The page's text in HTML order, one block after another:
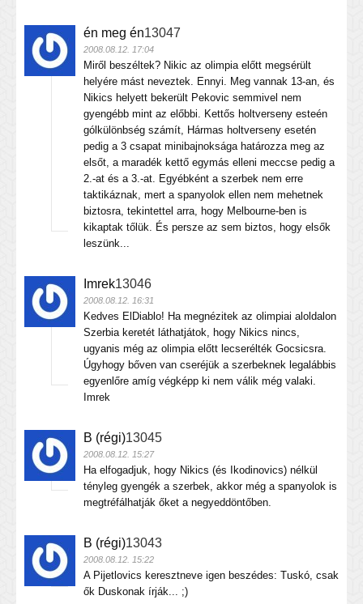
én meg én13047
2008.08.12. 17:04
Miről beszéltek? Nikic az olimpia előtt megsérült
helyére mást neveztek. Ennyi. Meg vannak 13-an, és
Nikics helyett bekerült Pekovic semmivel nem
gyengébb mint az előbbi. Kettős holtverseny esteén
gólkülönbség számít, Hármas holtverseny esetén
pedig a 3 csapat minibajnoksága határozza meg az
elsőt, a maradék kettő egymás elleni meccse pedig a
2.-at és a 3.-at. Egyébként a szerbek nem erre
taktikáznak, mert a spanyolok ellen nem mehetnek
biztosra, tekintettel arra, hogy Melbourne-ben is
kikaptak tőlük. És persze az sem biztos, hogy elsők
leszünk...
Imrek13046
2008.08.12. 16:31
Kedves ElDiablo! Ha megnézitek az olimpiai aloldalon
Szerbia keretét láthatjátok, hogy Nikics nincs,
ugyanis még az olimpia előtt lecserélték Gocsicsra.
Úgyhogy bőven van cseréjük a szerbeknek legalábbis
egyenlőre amíg végképp ki nem válik még valaki.
Imrek
B (régi)13045
2008.08.12. 15:27
Ha elfogadjuk, hogy Nikics (és Ikodinovics) nélkül
tényleg gyengék a szerbek, akkor még a spanyolok is
megtréfálhatják őket a negyeddöntőben.
B (régi)13043
2008.08.12. 15:22
A Pijetlovics keresztneve igen beszédes: Tuskó, csak
ők Duskonak írják... ;)